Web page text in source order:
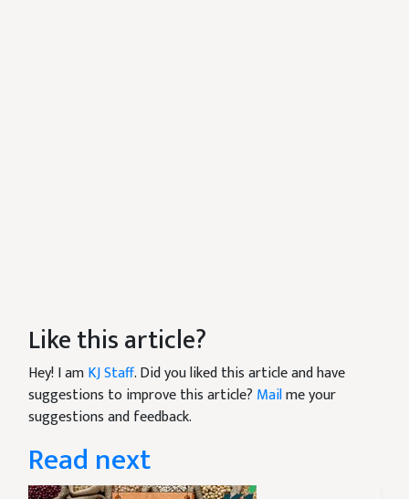
Like this article?
Hey! I amKJ Staff. Did you liked this article and have
suggestions to improve this article? Mailme your
suggestions and feedback.
Read next